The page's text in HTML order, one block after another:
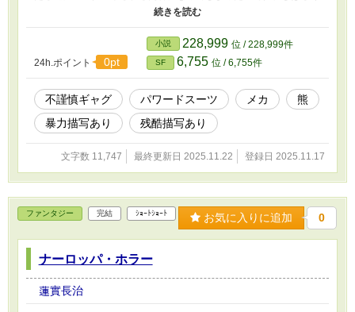
の休載期間（リハビリの為、もう少し真っ当な話を書かせてもらい
ます）の後、徐々に「ギャグに見せ掛けたホラー」寄りの内容にシ
フトさせていただきます。 現状でも、今後「実は、作品内におけ
る『感覚的に感じる善悪の基準』と『理性的に理解出来る善悪の基
準』がほぼ逆転している認知不協和誘発小説」になっていく作品で
ある事を勘の鋭い人は気付いてしまう内容ですので、お読みになる
際は、十分、御注意の上、気分が悪くなったら、すぐに読むのをや
めて下さい。 かつて、魔法少女をネタにした不謹慎ギャグアニメ
が深夜の地上波で放送されてた。 だが……その作品は「不謹慎ギ
やられておかしくなる」レベルで色々とやり過ぎてしまい、とうと
る事になってしまう。 だが、その深夜アニメを観てしまった挙
句、致命的な勘違いをしてしまった1人の童女は……そのアニメの
主人公のような「愛と正義の魔法少女にして人々を護るヒーロー」
（※これが決定的勘違いです）になる為、努力をし続け……。 約
二十年後、彼女は大学の学部生の頃に「一生遊んで暮せるほどの金
が入る」特許を取得するほどの天災エンジニア（※誤字ではありま
せん）と化していた……って、何でだよッ!!?? 「なろう」「カクヨ
ム」「アルファポリス」「Novel Days」「ノベルアップ+」
「Tales」に同じモノを投稿しています。 注： 本作は、「狂人が無
24h.ポイント 0pt
小説 228,999 位 / 228,999件
SF 6,755 位 / 6,755件
不謹慎ギャグ パワードスーツ メカ
熊
暴力描写あり
残酷描写あり
文字数 11,747 最終更新日 2025.11.22 登録日 2025.11.17
ファンタジー 完結 ｼｮｰﾄｼｮｰﾄ お気に入りに追加 0
ナーロッパ・ホラー
蓮實長治